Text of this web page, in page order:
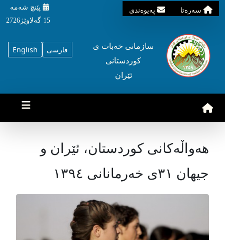
سه‌ره‌تا په‌یوه‌ندی
پێنچ شه‌مه‌
15 گه‌لاوێژ2726
English فارسی
سازمانی خه‌بات ی
کوردستانی
ئێران
هەواڵەکانی کوردستان، ئێران و
جیهان ٣١ی خەرمانانی ١٣٩٤